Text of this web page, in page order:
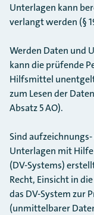
Unterlagen kann
verlangt werden (§
Werden Daten und
kann die prüfende
Hilfsmittel
zum Lesen der
Absatz 5 AO).
Sind
Unterlagen mit
(DV-Systems)
Recht, Einsicht in
das DV-System zur
(unmittelbarer